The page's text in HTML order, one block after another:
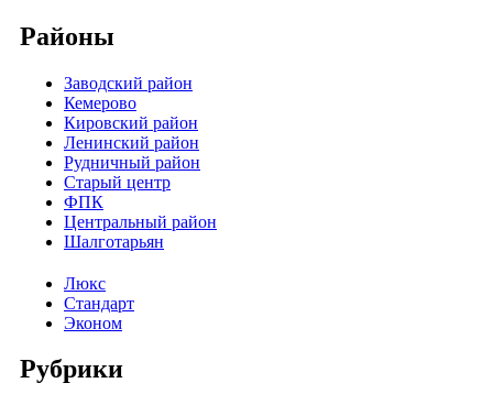
Районы
Заводский район
Кемерово
Кировский район
Ленинский район
Рудничный район
Старый центр
ФПК
Центральный район
Шалготарьян
Люкс
Стандарт
Эконом
Рубрики